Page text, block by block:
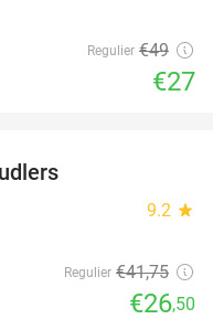
Regulier €49
€27
9.2 star
Regulier €41,75
€26,50